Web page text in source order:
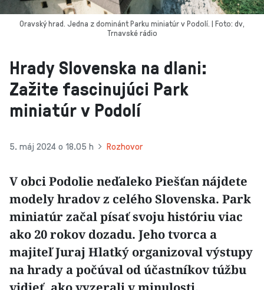
Hrady Slovenska na dlani:
Zažite fascinujúci Park
miniatúr v Podolí
5. máj 2024 o 18.05 h Rozhovor
V obci Podolie neďaleko Piešťan nájdete
modely hradov z celého Slovenska. Park
miniatúr začal písať svoju históriu viac
ako 20 rokov dozadu. Jeho tvorca a
majiteľ Juraj Hlatký organizoval výstupy
na hrady a počúval od účastníkov túžbu
Oravský hrad. Jedna z dominánt Parku miniatúr v Podolí. | Foto: dv,
Trnavské rádio